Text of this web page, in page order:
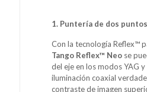
1. Puntería de dos puntos
Con la tecnología Reflex™
Tango Reflex™ Neo se
del eje en los modos YAG
iluminación coaxial
contraste de imagen